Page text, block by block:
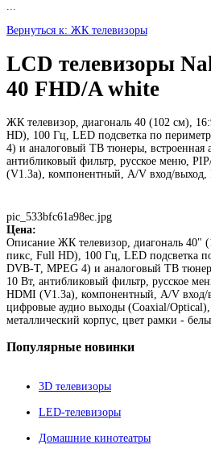
Вернуться к: ЖК телевизоры
LCD телевизоры
40 FHD/A white
ЖК телевизор, диагональ 40 (102 см),
HD), 100 Гц, LED подсветка по
4) и аналоговый ТВ тюнеры, встроенная
антибликовый фильтр, русское меню,
(V1.3a), компонентный, A/V вход/выход,
pic_533bfc61a98ec.jpg
Цена:
Описание ЖК телевизор, диагональ 40"
пикс, Full HD), 100 Гц, LED подсветка
DVB-T, MPEG 4) и аналоговый ТВ
10 Вт, антибликовый фильтр, русское
HDMI (V1.3a), компонентный, A/V вход/
цифровые аудио выходы (Coaxial/
металлический корпус, цвет рамки -
Популярные новинки
3D телевизоры
LED-телевизоры
Домашние кинотеатры